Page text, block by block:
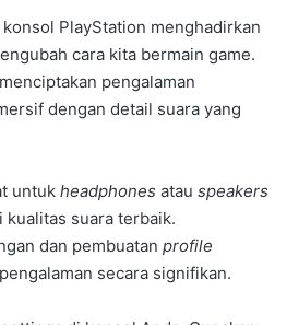
PlayStation menghadirkan
cara kita bermain game.
pengalaman
dengan detail suara yang
untuk headphones atau speakers
kualitas suara terbaik.
dan pembuatan profile
secara signifikan.